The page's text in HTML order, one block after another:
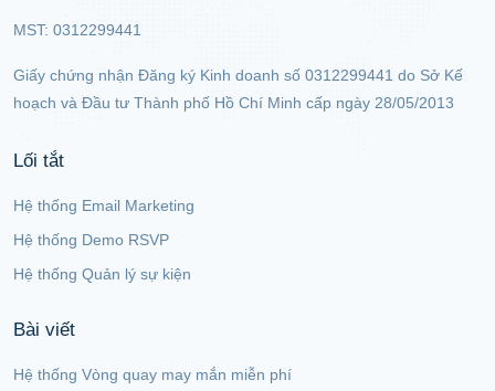
MST: 0312299441
Giấy chứng nhận Đăng ký Kinh doanh số 0312299441 do Sở Kế
hoạch và Đầu tư Thành phố Hồ Chí Minh cấp ngày 28/05/2013
Lối tắt
Hệ thống Email Marketing
Hệ thống Demo RSVP
Hệ thống Quản lý sự kiện
Bài viết
Hệ thống Vòng quay may mắn miễn phí